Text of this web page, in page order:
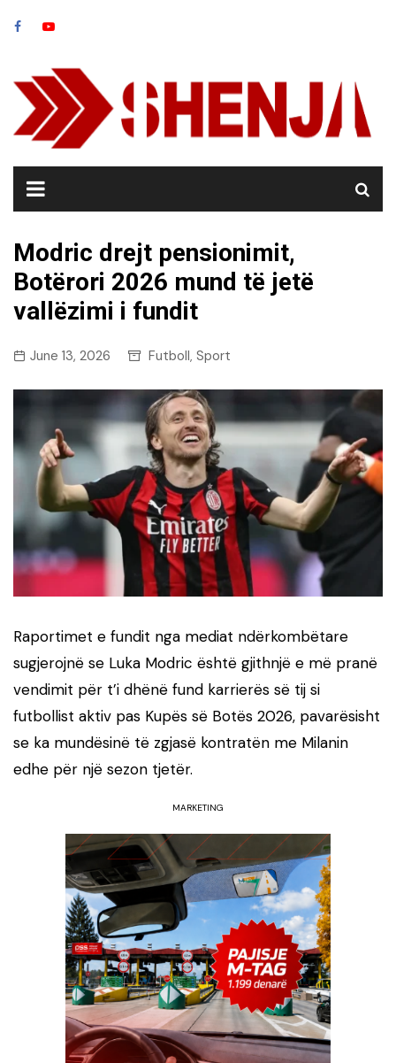
Modric drejt pensionimit,
Botërori 2026 mund të jetë
vallëzimi i fundit
June 13, 2026 Futboll, Sport
Raportimet e fundit nga mediat ndërkombëtare
sugjerojnë se Luka Modric është gjithnjë e më pranë
vendimit për t’i dhënë fund karrierës së tij si
futbollist aktiv pas Kupës së Botës 2026, pavarësisht
se ka mundësinë të zgjasë kontratën me Milanin
edhe për një sezon tjetër.
MARKETING